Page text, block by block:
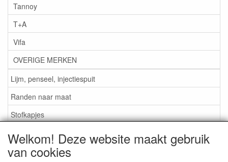
Tannoy
T+A
Vifa
OVERIGE MERKEN
Lijm, penseel, injectiespuit
Randen naar maat
Stofkapjes
Informatie
Welkom! Deze website maakt gebruik
van cookies